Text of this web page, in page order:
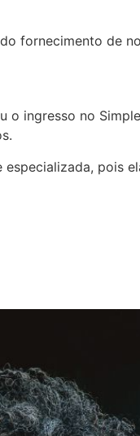
fornecimento de
ingresso no
pois